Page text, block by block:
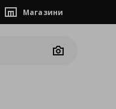
Магазини
Camera